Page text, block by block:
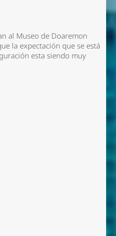
al Museo de Doaremon
la expectación que se está
esta siendo muy